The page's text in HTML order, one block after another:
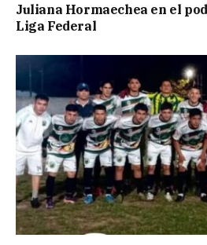
Juliana Hormaechea en el
Liga Federal